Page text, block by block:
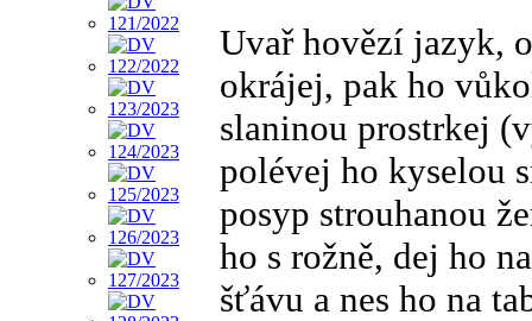
Uvař hovězí jazyk,
okrájej, pak ho
slaninou prostrkej
polévej ho kyselou
posyp strouhanou
ho s rožně, dej ho
šťávu a nes ho na